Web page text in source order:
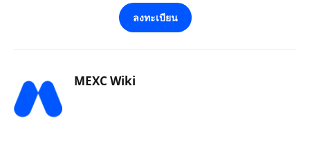
ลงทะเบียน
MEXC Wiki